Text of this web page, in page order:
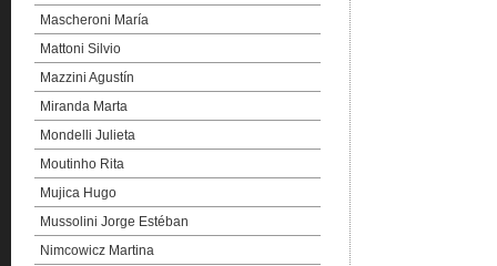
Mascheroni María
Mattoni Silvio
Mazzini Agustín
Miranda Marta
Mondelli Julieta
Moutinho Rita
Mujica Hugo
Mussolini Jorge Estéban
Nimcowicz Martina